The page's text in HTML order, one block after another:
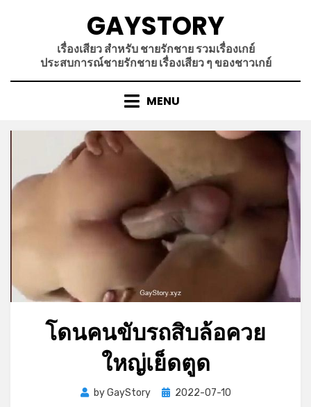
GAYSTORY
เรื่องเสียว สำหรับ ชายรักชาย รวมเรื่องเกย์
ประสบการณ์ชายรักชาย เรื่องเสียว ๆ ของชาวเกย์
MENU
โดนคนขับรถสิบล้อควย
ใหญ่เย็ดตูด
byGayStory
Posted
2022-07-10